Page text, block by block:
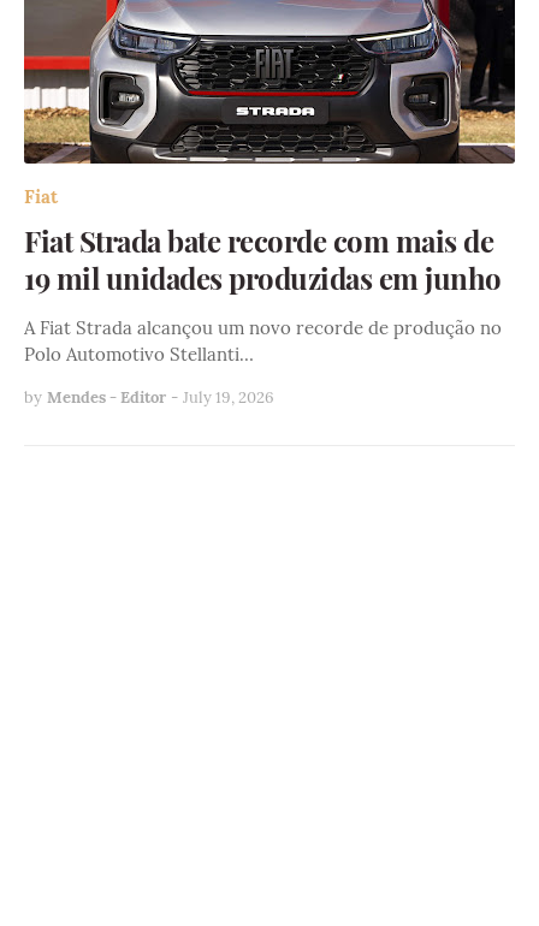
Fiat
Fiat Strada bate recorde com mais de
19 mil unidades produzidas em junho
A Fiat Strada alcançou um novo recorde de produção no
Polo Automotivo Stellanti…
by Mendes - Editor - July 19, 2026